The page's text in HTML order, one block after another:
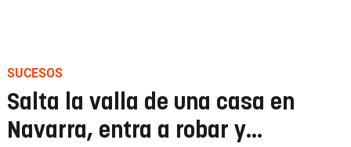
SUCESOS
Salta la valla de una casa en
Navarra, entra a robar y…